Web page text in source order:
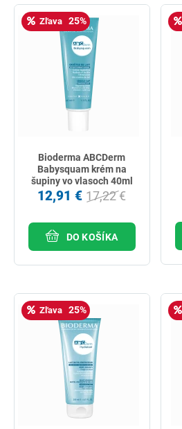
Zľava 25%
Bioderma ABCDerm
Babysquam krém na
šupiny vo vlasoch 40ml
12,91 € 17,22 €
DO KOŠÍKA
Zľava 25%